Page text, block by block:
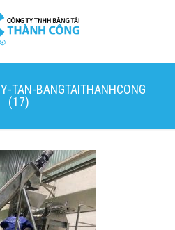
TAN-BANGTAITHANHCONG
(17)